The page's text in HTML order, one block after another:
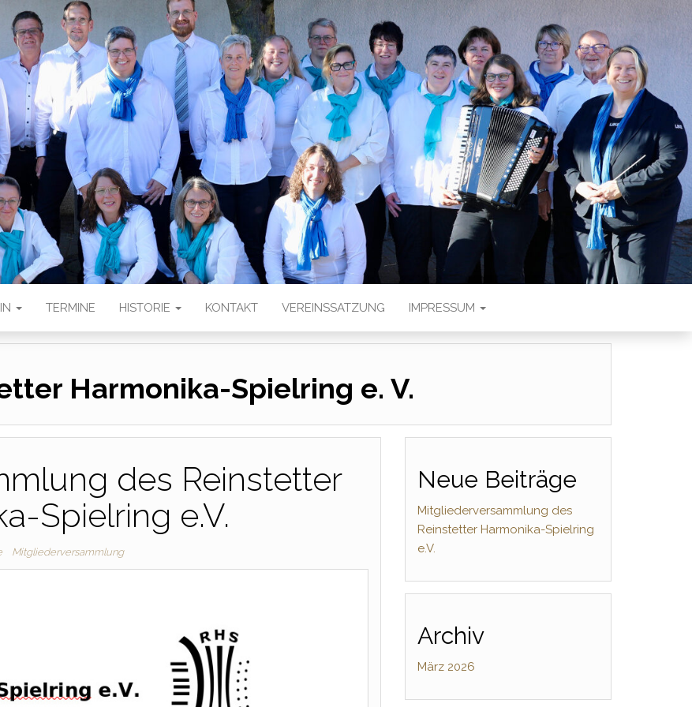
HARMONIKA-SPELRING E.
V
TERMINE HISTORIE KONTAKT VEREINSSATZUNG IMPRESSUM
Harmonika-Spielring e. V.
des Reinstetter
Spielring e.V.
Mitgliederversammlung
Neue Beiträge
Mitgliederversammlung des
Reinstetter Harmonika-Spielring
e.V.
Archiv
März 2026